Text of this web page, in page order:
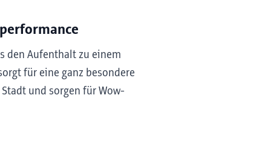
den Aufenthalt zu einem
für eine ganz besondere
und sorgen für Wow-